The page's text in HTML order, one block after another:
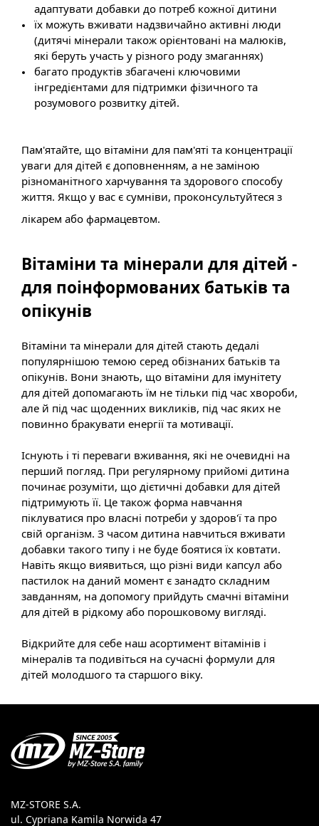
адаптувати добавки до потреб кожної дитини
їх можуть вживати надзвичайно активні люди
(дитячі мінерали також орієнтовані на малюків,
які беруть участь у різного роду змаганнях)
багато продуктів збагачені ключовими
інгредієнтами для підтримки фізичного та
розумового розвитку дітей.
Пам'ятайте, що вітаміни для пам'яті та концентрації
уваги для дітей є доповненням, а не заміною
різноманітного харчування та здорового способу
життя. Якщо у вас є сумніви, проконсультуйтеся з
лікарем або фармацевтом.
Вітаміни та мінерали для дітей -
для поінформованих батьків та
опікунів
Вітаміни та мінерали для дітей стають дедалі
популярнішою темою серед обізнаних батьків та
опікунів. Вони знають, що вітаміни для імунітету
для дітей допомагають їм не тільки під час хвороби,
але й під час щоденних викликів, під час яких не
повинно бракувати енергії та мотивації.
Існують і ті переваги вживання, які не очевидні на
перший погляд. При регулярному прийомі дитина
починає розуміти, що дієтичні добавки для дітей
підтримують її. Це також форма навчання
піклуватися про власні потреби у здоров'ї та про
свій організм. З часом дитина навчиться вживати
добавки такого типу і не буде боятися їх ковтати.
Навіть якщо виявиться, що різні види капсул або
пастилок на даний момент є занадто складним
завданням, на допомогу прийдуть смачні вітаміни
для дітей в рідкому або порошковому вигляді.
Відкрийте для себе наш асортимент вітамінів і
мінералів та подивіться на сучасні формули для
дітей молодшого та старшого віку.
MZ-STORE S.A.
ul. Cypriana Kamila Norwida 47